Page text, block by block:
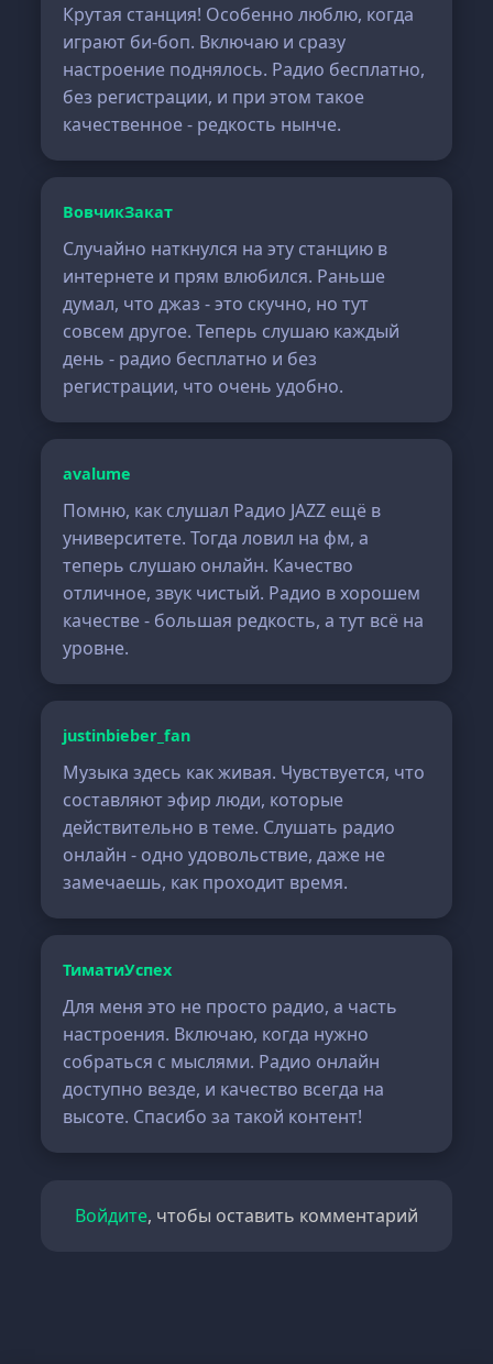
Крутая станция! Особенно люблю, когда
играют би-боп. Включаю и сразу
настроение поднялось. Радио бесплатно,
без регистрации, и при этом такое
качественное - редкость нынче.
ВовчикЗакат
Случайно наткнулся на эту станцию в
интернете и прям влюбился. Раньше
думал, что джаз - это скучно, но тут
совсем другое. Теперь слушаю каждый
день - радио бесплатно и без
регистрации, что очень удобно.
avalume
Помню, как слушал Радио JAZZ ещё в
университете. Тогда ловил на фм, а
теперь слушаю онлайн. Качество
отличное, звук чистый. Радио в хорошем
качестве - большая редкость, а тут всё на
уровне.
justinbieber_fan
Музыка здесь как живая. Чувствуется, что
составляют эфир люди, которые
действительно в теме. Слушать радио
онлайн - одно удовольствие, даже не
замечаешь, как проходит время.
ТиматиУспех
Для меня это не просто радио, а часть
настроения. Включаю, когда нужно
собраться с мыслями. Радио онлайн
доступно везде, и качество всегда на
высоте. Спасибо за такой контент!
Войдите, чтобы оставить комментарий